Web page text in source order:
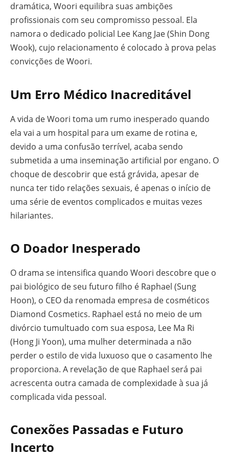
dramática, Woori equilibra suas ambições
profissionais com seu compromisso pessoal. Ela
namora o dedicado policial Lee Kang Jae (Shin Dong
Wook), cujo relacionamento é colocado à prova pelas
convicções de Woori.
Um Erro Médico Inacreditável
A vida de Woori toma um rumo inesperado quando
ela vai a um hospital para um exame de rotina e,
devido a uma confusão terrível, acaba sendo
submetida a uma inseminação artificial por engano. O
choque de descobrir que está grávida, apesar de
nunca ter tido relações sexuais, é apenas o início de
uma série de eventos complicados e muitas vezes
hilariantes.
O Doador Inesperado
O drama se intensifica quando Woori descobre que o
pai biológico de seu futuro filho é Raphael (Sung
Hoon), o CEO da renomada empresa de cosméticos
Diamond Cosmetics. Raphael está no meio de um
divórcio tumultuado com sua esposa, Lee Ma Ri
(Hong Ji Yoon), uma mulher determinada a não
perder o estilo de vida luxuoso que o casamento lhe
proporciona. A revelação de que Raphael será pai
acrescenta outra camada de complexidade à sua já
complicada vida pessoal.
Conexões Passadas e Futuro
Incerto